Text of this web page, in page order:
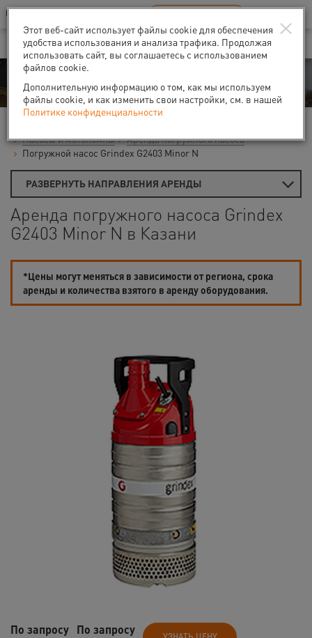
Ваш город:Казань
В Вашем регионе нет наших офисов RU EN
Аренда
Насосы и мотопомпы
Аренда погружного насоса
Погружной насос Grindex G2403 Minor N
РАЗВЕРНУТЬ НАПРАВЛЕНИЯ АРЕНДЫ
Аренда погружного насоса Grindex
G2403 Minor N в Казани
*Цены могут меняться в зависимости от региона, срока
аренды и количества взятого в аренду оборудования.
По запросу По запросу
×
Этот веб-сайт использует файлы cookie для обеспечения
удобства использования и анализа трафика. Продолжая
использовать сайт, вы соглашаетесь с использованием
файлов cookie.
Дополнительную информацию о том, как мы используем
файлы cookie, и как изменить свои настройки, см. в нашей
Политике конфиденциальности